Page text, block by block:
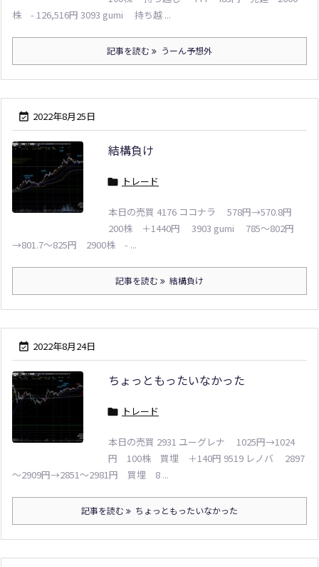
株 - 126,516円 3093 gumi 持ち越 ...
記事を読む うーん予想外
 2022年8月25日
結構負け
 トレード
本日の売買 4176 ココナラ 578円→570.8円
200株 ＋1440円 3903 gumi 785～802円
→801.7～825円 2900株 - ...
記事を読む 結構負け
 2022年8月24日
ちょっともったいなかった
 トレード
本日の売買 2931 ユーグレナ 1025円→1024
円 100株 買埋 ＋140円 9519 レノバ 2897
～2909円→2851～2981円 買埋 8 ...
記事を読む ちょっともったいなかった